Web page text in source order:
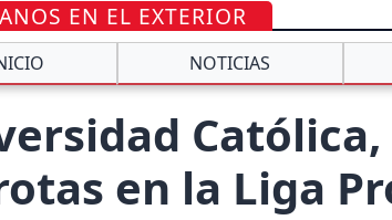
EN EL EXTERIOR
NOTICIAS
en la Liga